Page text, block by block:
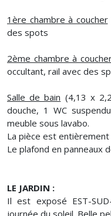
1ère chambre à coucher
des spots
2ème chambre à
occultant, rail avec des
Salle de bain (4,13 x
douche, 1 WC
meuble sous lavabo.
La pièce est entièrement
Le plafond en panneaux
LE JARDIN :
Il est exposé EST-
journée du soleil. Belle